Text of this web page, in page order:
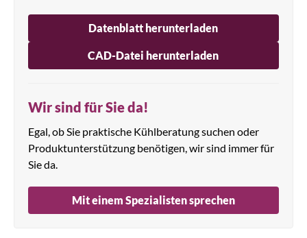
Datenblatt herunterladen
CAD-Datei herunterladen
Wir sind für Sie da!
Egal, ob Sie praktische Kühlberatung suchen oder
Produktunterstützung benötigen, wir sind immer für
Sie da.
Mit einem Spezialisten sprechen